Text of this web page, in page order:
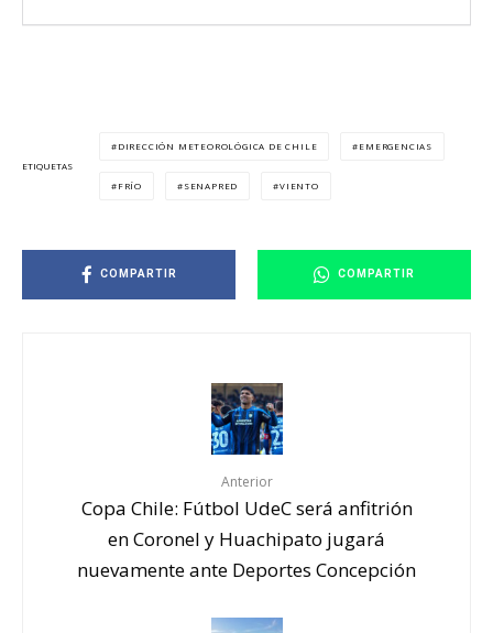
ETIQUETAS
DIRECCIÓN METEOROLÓGICA DE CHILE EMERGENCIAS
FRÍO SENAPRED VIENTO
COMPARTIR COMPARTIR
Anterior
Copa Chile: Fútbol UdeC será anfitrión
en Coronel y Huachipato jugará
nuevamente ante Deportes Concepción